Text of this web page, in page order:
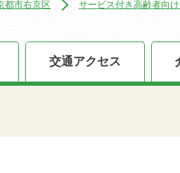
都市右京区 サービス付き高齢者向
交通アクセス